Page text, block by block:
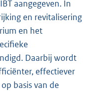
aangegeven. In
en revitalisering
en het
Daarbij wordt
effectiever
basis van de